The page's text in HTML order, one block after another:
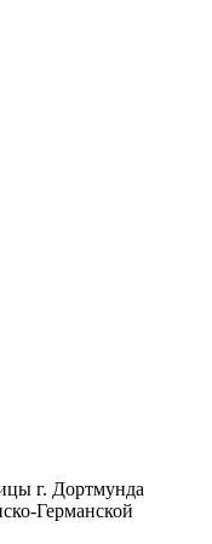
г. Дортмунда
Германской